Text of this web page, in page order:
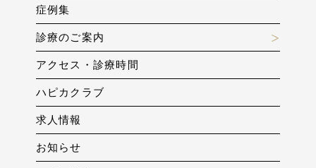
症例集
診療のご案内
アクセス・診療時間
ハピカクラブ
求人情報
お知らせ